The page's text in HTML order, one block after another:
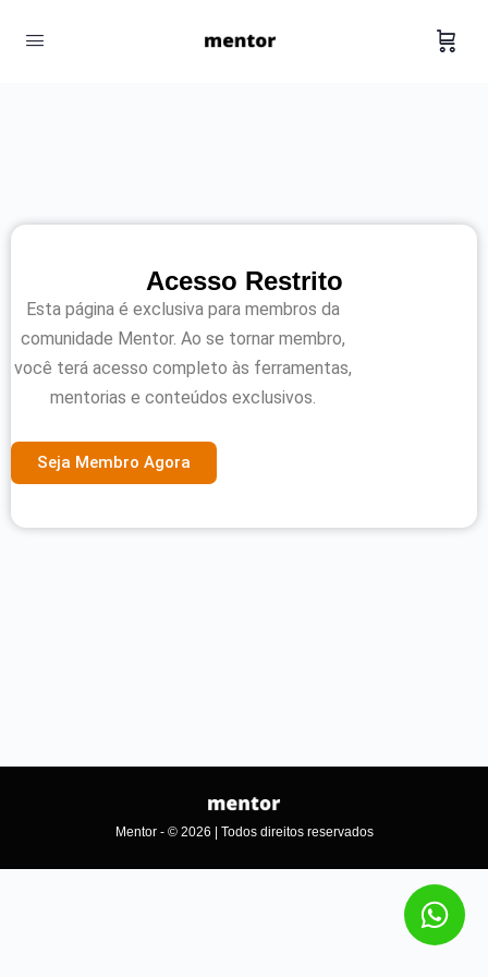
Acesso Restrito
Esta página é exclusiva para membros da
comunidade Mentor. Ao se tornar membro,
você terá acesso completo às ferramentas,
mentorias e conteúdos exclusivos.
Seja Membro Agora
Mentor - © 2026 | Todos direitos reservados